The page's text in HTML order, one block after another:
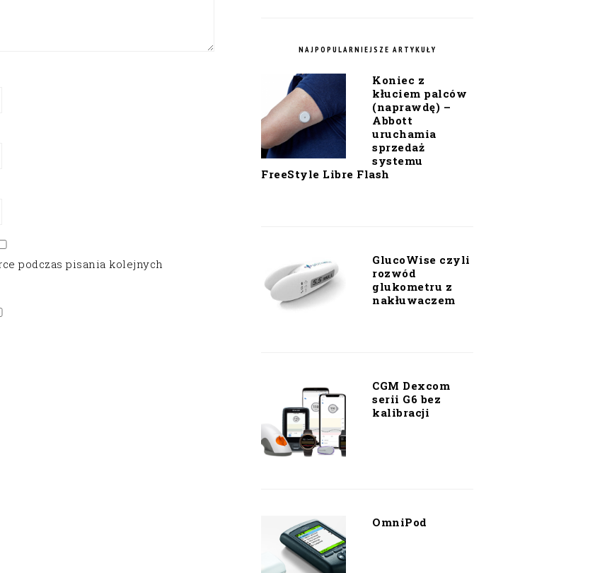
podczas pisania kolejnych
NAJPOPULARNIEJSZE ARTYKUŁY
Koniec z
kłuciem palców
(naprawdę) –
Abbott
uruchamia
sprzedaż
systemu
FreeStyle Libre Flash
GlucoWise czyli
rozwód
glukometru z
nakłuwaczem
CGM Dexcom
serii G6 bez
kalibracji
OmniPod